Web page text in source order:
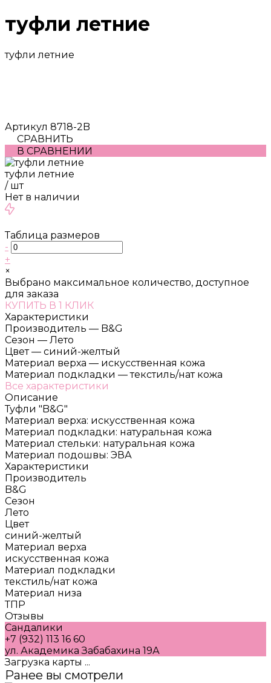
туфли летние
туфли летние
Артикул 8718-2B
СРАВНИТЬ
В СРАВНЕНИИ
туфли летние
/ шт
Нет в наличии
Таблица размеров
-
+
×
Выбрано максимальное количество, доступное
для заказа
КУПИТЬ В 1 КЛИК
Характеристики
Производитель — B&G
Сезон — Лето
Цвет — синий-желтый
Материал верха — искусственная кожа
Материал подкладки — текстиль/нат кожа
Все характеристики
Описание
Туфли "B&G"
Материал верха: искусственная кожа
Материал подкладки: натуральная кожа
Материал стельки: натуральная кожа
Материал подошвы: ЭВА
Характеристики
Производитель
B&G
Сезон
Лето
Цвет
синий-желтый
Материал верха
искусственная кожа
Материал подкладки
текстиль/нат кожа
Материал низа
ТПР
Отзывы
Сандалики
+7 (932) 113 16 60
ул. Академика Забабахина 19А
Загрузка карты ...
Ранее вы смотрели